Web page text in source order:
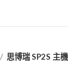
思博瑞 SP2S 主